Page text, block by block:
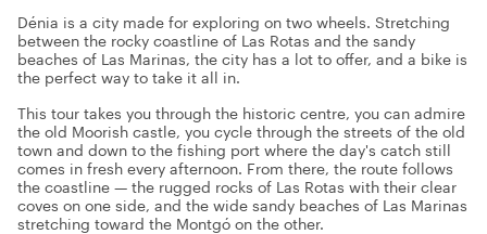
Dénia is a city made for exploring on two wheels. Stretching
between the rocky coastline of Las Rotas and the sandy
beaches of Las Marinas, the city has a lot to offer, and a bike is
the perfect way to take it all in.
This tour takes you through the historic centre, you can admire
the old Moorish castle, you cycle through the streets of the old
town and down to the fishing port where the day's catch still
comes in fresh every afternoon. From there, the route follows
the coastline — the rugged rocks of Las Rotas with their clear
coves on one side, and the wide sandy beaches of Las Marinas
stretching toward the Montgó on the other.